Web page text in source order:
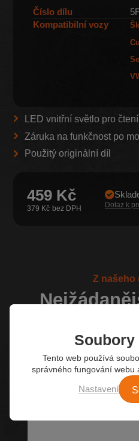
Číslo dílu
Kompatibilní vozy
LED vnitřní světlo pro čtení
Záruka na funkčnost po
Použitý originální díl
459 Kč
379 Kč Dotaz k
Z našeho
Tento web používá
správného fungování webu
Nastavení